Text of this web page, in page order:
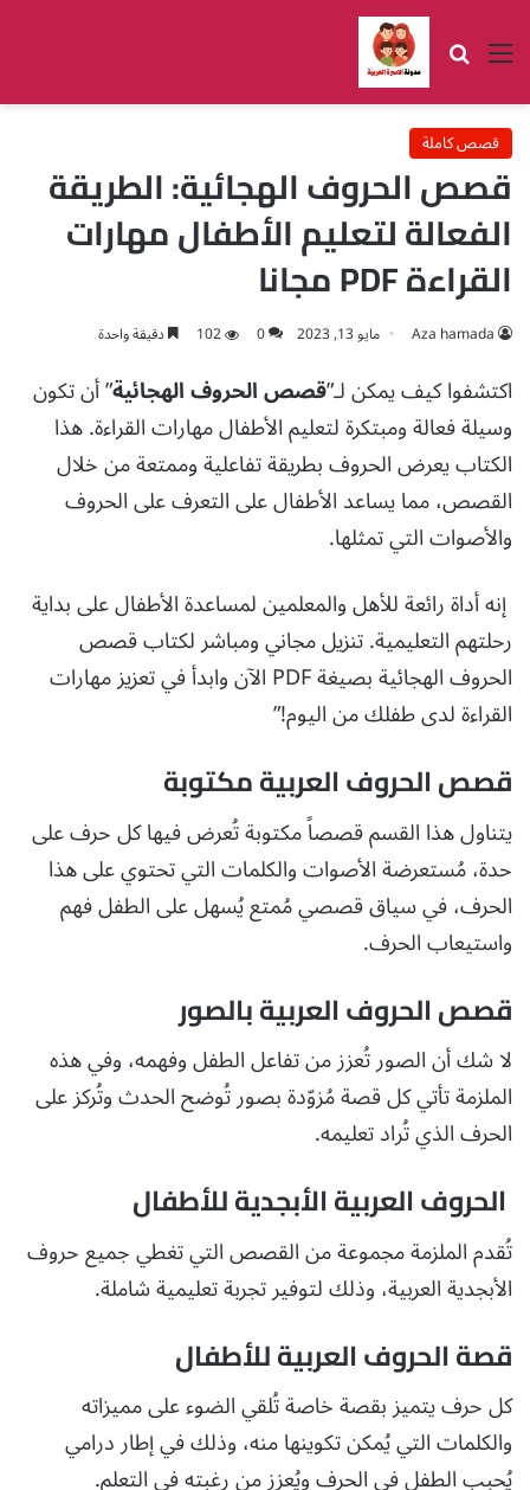
القائمة بحث عن
قصص كاملة
قصص الحروف الهجائية: الطريقة
الفعالة لتعليم الأطفال مهارات
القراءة PDF مجانا
Aza hamada مايو 13, 2023 0
102 دقيقة واحدة
اكتشفوا كيف يمكن لـ”قصص الحروف الهجائية” أن تكون
وسيلة فعالة ومبتكرة لتعليم الأطفال مهارات القراءة. هذا
الكتاب يعرض الحروف بطريقة تفاعلية وممتعة من خلال
القصص، مما يساعد الأطفال على التعرف على الحروف
والأصوات التي تمثلها.
إنه أداة رائعة للأهل والمعلمين لمساعدة الأطفال على بداية
رحلتهم التعليمية. تنزيل مجاني ومباشر لكتاب قصص
الحروف الهجائية بصيغة PDF الآن وابدأ في تعزيز مهارات
القراءة لدى طفلك من اليوم!”
قصص الحروف العربية مكتوبة
يتناول هذا القسم قصصاً مكتوبة تُعرض فيها كل حرف على
حدة، مُستعرضة الأصوات والكلمات التي تحتوي على هذا
الحرف، في سياق قصصي مُمتع يُسهل على الطفل فهم
واستيعاب الحرف.
قصص الحروف العربية بالصور
لا شك أن الصور تُعزز من تفاعل الطفل وفهمه، وفي هذه
الملزمة تأتي كل قصة مُزوّدة بصور تُوضح الحدث وتُركز على
الحرف الذي تُراد تعليمه.
الحروف العربية الأبجدية للأطفال
تُقدم الملزمة مجموعة من القصص التي تغطي جميع حروف
الأبجدية العربية، وذلك لتوفير تجربة تعليمية شاملة.
قصة الحروف العربية للأطفال
كل حرف يتميز بقصة خاصة تُلقي الضوء على مميزاته
والكلمات التي يُمكن تكوينها منه، وذلك في إطار درامي
يُحبب الطفل في الحرف ويُعزز من رغبته في التعلم.